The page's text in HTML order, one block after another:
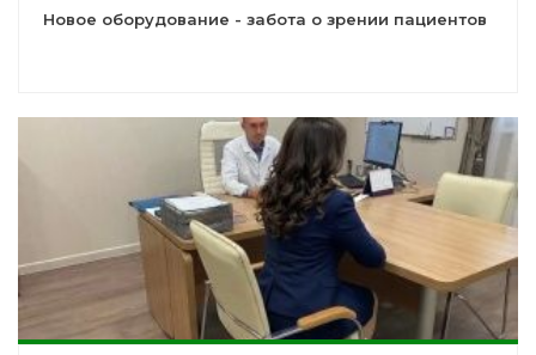
Новое оборудование - забота о зрении пациентов